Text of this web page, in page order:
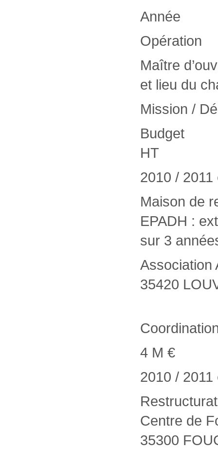
Année
Opération
Maître
et lieu du
Mission /
Budget
HT
2010 /
Maison de
EPADH :
sur 3
Association
35420
4 M €
2010 /
Centre de
35300